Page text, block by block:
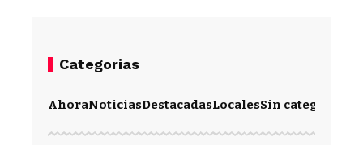
Categorias
AhoraNoticiasDestacadasLocalesSin categoría